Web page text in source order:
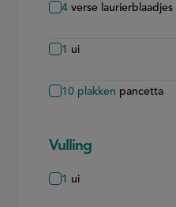
4 verse laurierblaadjes
1 ui
10 plakken pancetta
Vulling
1 ui